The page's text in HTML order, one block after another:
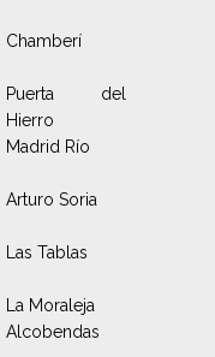
Chamberí
Puerta del
Hierro
Madrid Río
Arturo Soria
Las Tablas
La Moraleja
Alcobendas